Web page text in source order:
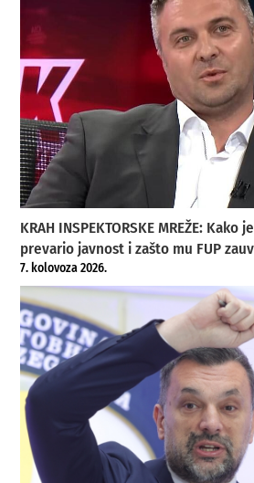
KRAH INSPEKTORSKE MREŽE:
prevario javnost i zašto mu FUP
7. kolovoza 2026.